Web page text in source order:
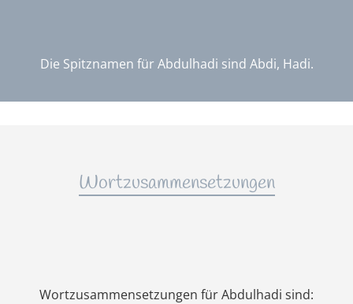
Die Spitznamen für Abdulhadi sind Abdi, Hadi.
Wortzusammensetzungen
Wortzusammensetzungen für Abdulhadi sind: